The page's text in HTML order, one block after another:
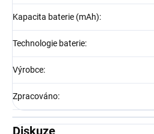
Kapacita baterie (mAh):
Technologie baterie:
Výrobce:
Zpracováno: